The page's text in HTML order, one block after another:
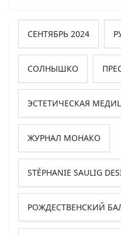
СЕНТЯБРЬ 2024
СОЛНЫШКО
ЭСТЕТИЧЕСКАЯ
ЖУРНАЛ МОНАКО
STÉPHANIE SAULIG
РОЖДЕСТВЕНСКИЙ